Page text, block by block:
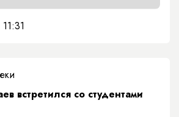
встретился со студентами